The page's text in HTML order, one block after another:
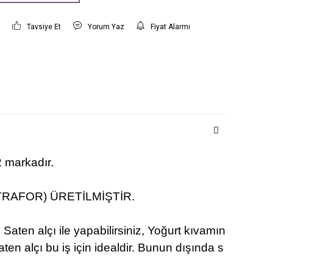
Tavsiye Et Yorum Yaz Fiyat Alarmı
markadır.
ÜRETİLMİŞTİR.
Saten alçı ile yapabilirsiniz, Yoğurt kıvamın
alçı bu iş için idealdir. Bunun dışında s